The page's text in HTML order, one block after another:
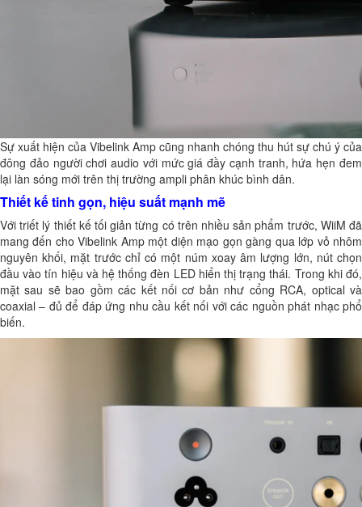
Sự xuất hiện của Vibelink Amp cũng nhanh chóng thu hút sự chú ý của
đông đảo người chơi audio với mức giá đầy cạnh tranh, hứa hẹn đem
lại làn sóng mới trên thị trường ampli phân khúc bình dân.
Thiết kế tinh gọn, hiệu suất mạnh mẽ
Với triết lý thiết kế tối giản từng có trên nhiều sản phẩm trước, WiiM đã
mang đến cho Vibelink Amp một diện mạo gọn gàng qua lớp vỏ nhôm
nguyên khối, mặt trước chỉ có một núm xoay âm lượng lớn, nút chọn
đầu vào tín hiệu và hệ thống đèn LED hiển thị trạng thái. Trong khi đó,
mặt sau sẽ bao gồm các kết nối cơ bản như cổng RCA, optical và
coaxial – đủ để đáp ứng nhu cầu kết nối với các nguồn phát nhạc phổ
biến.